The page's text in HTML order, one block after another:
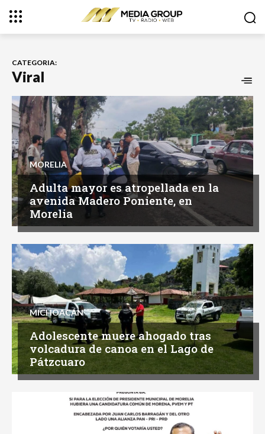
CATEGORIA:
Viral
MORELIA
Adulta mayor es atropellada en la
avenida Madero Poniente, en
Morelia
MICHOACÁN
Adolescente muere ahogado tras
volcadura de canoa en el Lago de
Pátzcuaro